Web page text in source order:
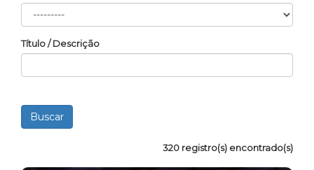
Título / Descrição
320 registro(s) encontrado(s)